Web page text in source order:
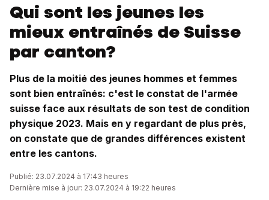
Qui sont les jeunes les
mieux entraînés de Suisse
par canton?
Plus de la moitié des jeunes hommes et femmes
sont bien entraînés: c'est le constat de l'armée
suisse face aux résultats de son test de condition
physique 2023. Mais en y regardant de plus près,
on constate que de grandes différences existent
entre les cantons.
Publié: 23.07.2024 à 17:43 heures
Dernière mise à jour: 23.07.2024 à 19:22 heures